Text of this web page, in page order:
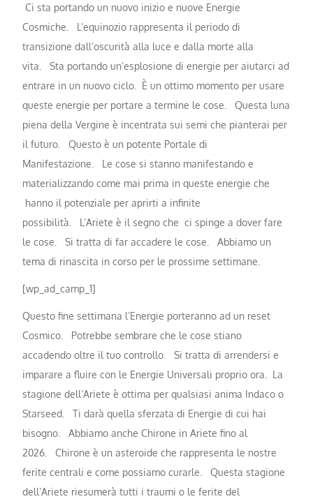
Ci sta portando un nuovo inizio e nuove Energie
Cosmiche.
L’equinozio rappresenta il periodo di
transizione dall’oscurità alla luce e dalla morte alla
vita.
Sta portando un’esplosione di energie per aiutarci ad
entrare in un nuovo ciclo.
È un ottimo momento per usare
queste energie per portare a termine le cose.
Questa luna
piena della Vergine è incentrata sui semi che pianterai per
il futuro.
Questo è un potente Portale di
Manifestazione.
Le cose si stanno manifestando e
materializzando come mai prima in queste energie che
hanno il potenziale per aprirti a infinite
possibilità.
L’Ariete è il segno che ci spinge a dover fare
le cose.
Si tratta di far accadere le cose.
Abbiamo un
tema di rinascita in corso per le prossime settimane.
[wp_ad_camp_1]
Questo fine settimana l’Energie porteranno ad un reset
Cosmico.
Potrebbe sembrare che le cose stiano
accadendo oltre il tuo controllo.
Si tratta di arrendersi e
imparare a fluire con le Energie Universali proprio ora.
La
stagione dell’Ariete è ottima per qualsiasi anima Indaco o
Starseed.
Ti darà quella sferzata di Energie di cui hai
bisogno.
Abbiamo anche Chirone in Ariete fino al
2026.
Chirone è un asteroide che rappresenta le nostre
ferite centrali e come possiamo curarle.
Questa stagione
dell’Ariete riesumerà tutti i traumi o le ferite del